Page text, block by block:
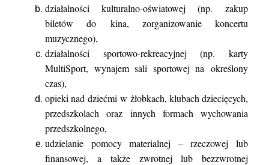
działalności kulturalno-oświatowej (np. zakup
biletów do kina, zorganizowanie koncertu
muzycznego),
działalności sportowo-rekreacyjnej (np.
karty
MultiSport, wynajem sali sportowej na określony
czas),
opieki nad dziećmi w żłobkach, klubach dziecięcych,
przedszkolach oraz innych formach wychowania
przedszkolnego,
udzielanie pomocy materialnej – rzeczowej lub
finansowej, a także zwrotnej lub bezzwrotnej